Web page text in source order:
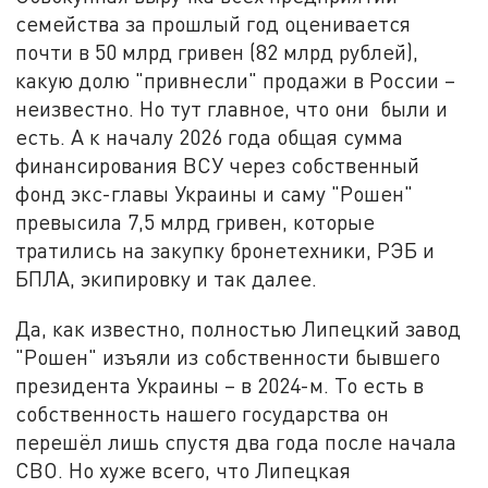
семейства за прошлый год оценивается
почти в 50 млрд гривен (82 млрд рублей),
какую долю "привнесли" продажи в России –
неизвестно. Но тут главное, что они были и
есть. А к началу 2026 года общая сумма
финансирования ВСУ через собственный
фонд экс-главы Украины и саму "Рошен"
превысила 7,5 млрд гривен, которые
тратились на закупку бронетехники, РЭБ и
БПЛА, экипировку и так далее.
Да, как известно, полностью Липецкий завод
"Рошен" изъяли из собственности бывшего
президента Украины – в 2024-м. То есть в
собственность нашего государства он
перешёл лишь спустя два года после начала
СВО. Но хуже всего, что Липецкая